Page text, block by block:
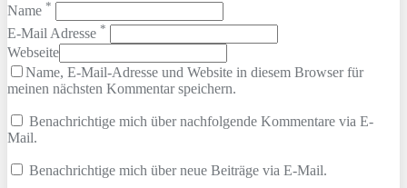
Name *
E-Mail Adresse *
Webseite
Name, E-Mail-Adresse und Website in diesem Browser für
meinen nächsten Kommentar speichern.
Benachrichtige mich über nachfolgende Kommentare via E-
Mail.
Benachrichtige mich über neue Beiträge via E-Mail.